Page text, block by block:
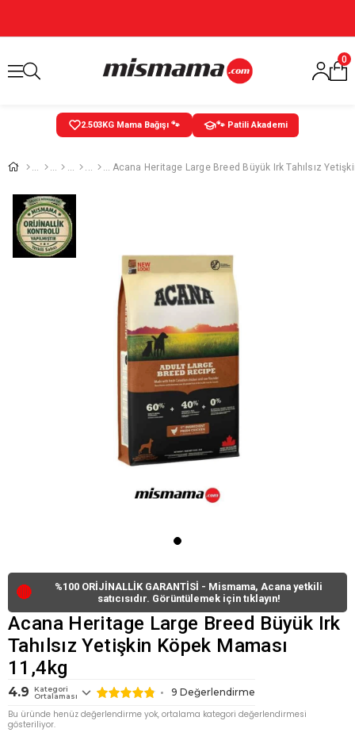
0
2.503KG Mama Bağışı 🐾 🐾 Patili Akademi
🔴
%100 ORİJİNALLİK GARANTİSİ - Mismama, Acana yetkili
satıcısıdır. Görüntülemek için tıklayın!
Acana Heritage Large Breed Büyük Irk
Tahılsız Yetişkin Köpek Maması
11,4kg
4.9
Kategori
Ortalaması
9 Değerlendirme
Bu üründe henüz değerlendirme yok, ortalama kategori değerlendirmesi
gösteriliyor.